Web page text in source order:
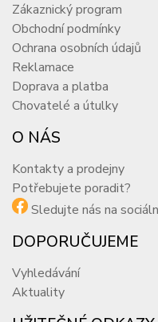
Zákaznický program
Obchodní podmínky
Ochrana osobních údajů
Reklamace
Doprava a platba
Chovatelé a útulky
O NÁS
Kontakty a prodejny
Potřebujete poradit?
Sledujte nás na
DOPORUČUJEME
Vyhledávání
Aktuality